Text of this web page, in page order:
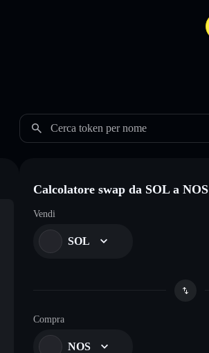
Cerca token per nome
Calcolatore swap da SOL a NOS
Vendi
SOL
Compra
NOS